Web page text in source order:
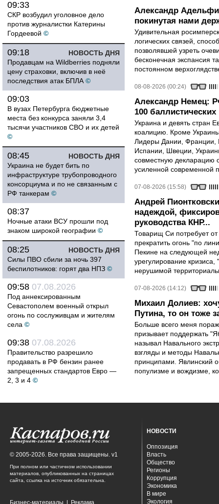
09:33
СКР возбудил уголовное дело
против журналистки Катерины
Гордеевой ©
НОВОСТЬ ДНЯ
09:18
Продавцам на Wildberries подняли
цену страховки, включив в неё
последствия атак БПЛА ©
09:03
В вузах Петербурга бюджетные
места без конкурса заняли 3,4
тысячи участников СВО и их детей
©
НОВОСТЬ ДНЯ
08:45
Украина не будет бить по
инфраструктуре трубопроводного
консорциума и по не связанным с
РФ танкерам ©
08:37
Ночные атаки ВСУ прошли под
знаком широкой географии ©
НОВОСТЬ ДНЯ
08:25
Силы ПВО сбили за ночь 397
беспилотников: горят два НПЗ ©
09:58 07.08.2026
Под аннексированным
Севастополем военный открыл
огонь по сослуживцам и жителям
села ©
09:38 07.08.2026
Правительство разрешило
продавать в РФ бензин ранее
запрещенных стандартов Евро —
2, 3 и 4 ©
Александр
покинутая нами
Удивительная
логических связей,
позволявшей узреть
бесконечная экспансия
постоянном
08-08-2026 (00:24)
Александр Немец:
100 баллистических
Украина и девять стран
коалицию. Кроме
Лидеры Дании, Франции,
Испании, Швеции,
совместную декларацию
усиленной современной
07-08-2026 (15:58)
Андрей
надеждой,
руководства КНР...
Товарищ Си потребует
прекратить огонь "по
Пекине на следующей
урегулирование
нерушимой
07-08-2026 (14:12)
Михаил Долиев:
Путина, то он тоже
Больше всего меня
призывает поддержать
называл Навального
взгляды и методы
принципами. Явлинский
популизме и вождизме,
© 2005-2026. Все права защищены. v1
При полном или частичном использовании
материалов, опубликованных на страницах
сайта, ссылка на источник обязательна.
Бизнес-материалы Реклама
НОВОСТИ
Оппозиция
Власть
Общество
Регионы
Коррупция
Экономика
В мире
Экология